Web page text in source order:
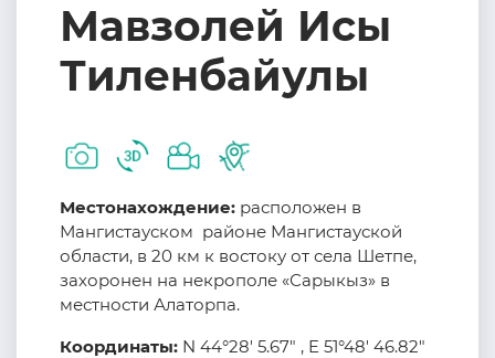
Мавзолей Исы
Тиленбайулы
Местонахождение: расположен в
Мангистауском районе Мангистауской
области, в 20 км к востоку от села Шетпе,
захоронен на некрополе «Сарыкыз» в
местности Алаторпа.
Координаты: N 44°28' 5.67" , E 51°48' 46.82"